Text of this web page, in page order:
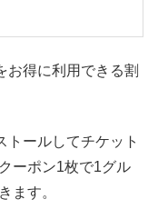
お得に利用できる割
トールしてチケット
ーポン1枚で1グル
ます。